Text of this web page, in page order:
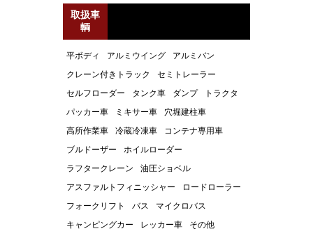
取扱車
輌
平ボディ アルミウイング
アルミバン
クレーン付きトラック
セミトレーラー
セルフローダー
タンク車 ダンプ
トラクタ
パッカー車
ミキサー車
穴堀建柱車
高所作業車
冷蔵冷凍車
コンテナ専用車
ブルドーザー
ホイルローダー
ラフタークレーン
油圧ショベル
アスファルトフィニッシャー
ロードローラー
フォークリフト
バス
マイクロバス
キャンピングカー
レッカー車 その他